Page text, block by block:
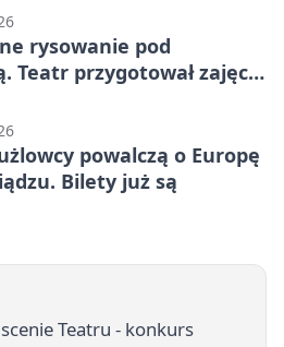
rysowanie pod
Teatr przygotował zajęcia
powalczą o Europę
Bilety już są
Teatru - konkurs